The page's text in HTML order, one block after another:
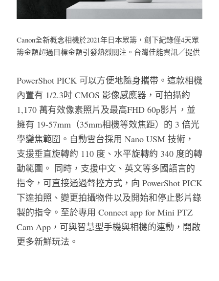
Canon全新概念相機於2021年日本眾籌，創下紀錄僅4天眾
籌金額超過目標金額引發熱烈關注。台灣佳能資訊／提供
PowerShot PICK 可以方便地隨身攜帶。這款相機
內置有 1/2.3吋 CMOS 影像感應器，可拍攝約
1,170 萬有效像素照片及最高FHD 60p影片，並
擁有 19-57mm（35mm相機等效焦距）的 3 倍光
學變焦範圍。自動雲台採用 Nano USM 技術，
支援垂直旋轉約 110 度、水平旋轉約 340 度的轉
動範圍。 同時，支援中文、英文等多國語言的
指令，可直接通過聲控方式，向 PowerShot PICK
下達拍照、變更拍攝物件以及開始和停止影片錄
製的指令。至於專用 Connect app for Mini PTZ
Cam App，可與智慧型手機與相機的連動，開啟
更多新鮮玩法。